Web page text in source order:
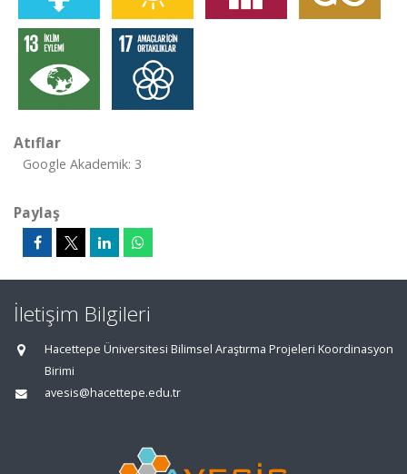
Atıflar
Google Akademik: 3
Paylaş
İletişim Bilgileri
Hacettepe Üniversitesi Bilimsel Araştırma Projeleri Koordinasyon
Birimi
avesis@hacettepe.edu.tr